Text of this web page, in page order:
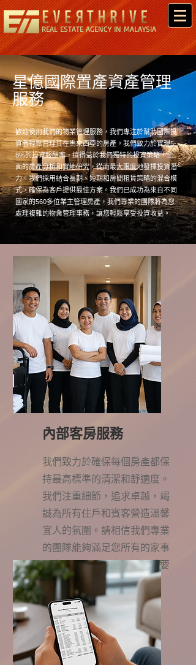
REAL ESTATE AGENCY IN MALAYSIA
星億國際置產資產管理
服務
歡迎使用我們的物業管理服務，我們專注於幫助國際投
資者輕鬆管理其在馬來西亞的房產。我們致力於實現5-
8%的投資報酬率，這得益於我們獨特的投資策略、全
面的房產分析和實地研究，從而最大限度地發揮投資潛
力。我們採用結合長期、短期和房間租賃策略的混合模
式，確保為客戶提供最佳方案。我們已成功為來自不同
國家的560多位業主管理房產，我們專業的團隊將為您
處理複雜的物業管理事務，讓您輕鬆享受投資收益。
內部客房服務
我們致力於確保每個房產都保
持最高標準的清潔和舒適度。
我們注重細節，追求卓越，竭
誠為所有住戶和賓客營造溫馨
宜人的氛圍。請相信我們專業
的團隊能夠滿足您所有的家事
需求，讓您可以專注於最重要
的事。